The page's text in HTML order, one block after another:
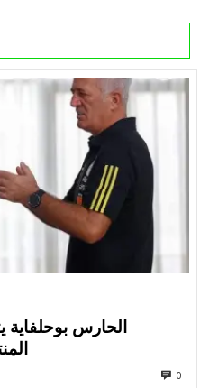
الحارس
0